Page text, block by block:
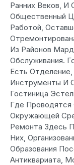
Ранних Веков, И
Общественный
Работой,
Из Районов
Обслуживания.
Есть
Инструменты И
Гостиница
Где Проводятся
Окружающей
Ремонта Здесь
Них,
Образования
Антиквариата,